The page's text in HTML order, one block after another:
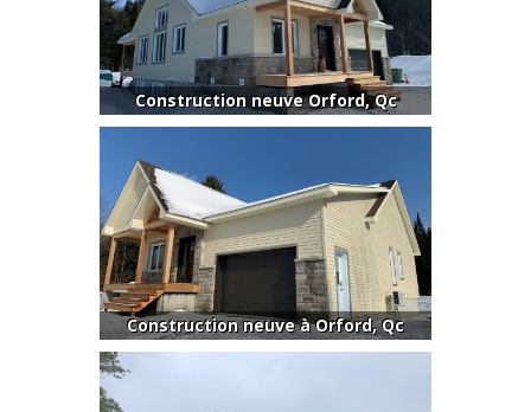
Construction neuve Orford, Qc
Construction neuve à Orford, Qc